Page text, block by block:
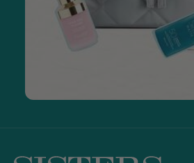
Медичний силікон підходить для
достатньо інертний, щоб не вбирати
камінь краще зберігає прохолоду й
масажу. Він дає ефект дренажу — те,
Щоденні процедури мають бути
подбайте про дрібниці. Наприклад,
по руках.